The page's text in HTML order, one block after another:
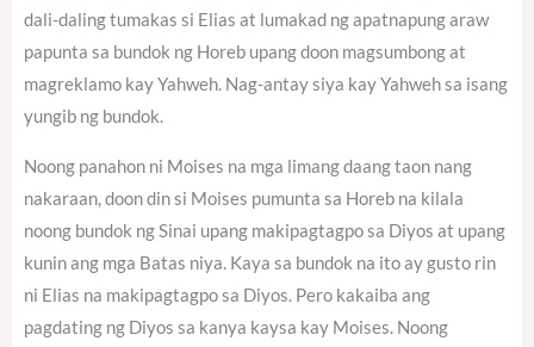
dali-daling tumakas si Elias at lumakad ng apatnapung araw
papunta sa bundok ng Horeb upang doon magsumbong at
magreklamo kay Yahweh. Nag-antay siya kay Yahweh sa isang
yungib ng bundok.
Noong panahon ni Moises na mga limang daang taon nang
nakaraan, doon din si Moises pumunta sa Horeb na kilala
noong bundok ng Sinai upang makipagtagpo sa Diyos at upang
kunin ang mga Batas niya. Kaya sa bundok na ito ay gusto rin
ni Elias na makipagtagpo sa Diyos. Pero kakaiba ang
pagdating ng Diyos sa kanya kaysa kay Moises. Noong